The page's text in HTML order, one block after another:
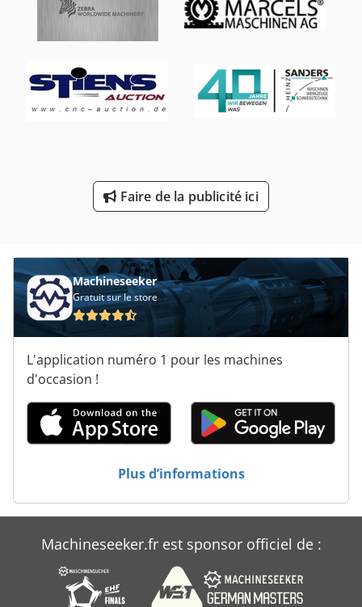
Pièces De Rechange
Pièces Détachées De
Profil De Fenêtre
Système De Fenêtre
Trousse D’outils De Fenêtre
Faire de la publicité ici
Machineseeker
Gratuit sur le store
L'application numéro 1 pour les machines
d'occasion !
Plus d’informations
Machineseeker.fr est sponsor officiel de :